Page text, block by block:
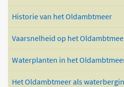
Historie van het Oldambtmeer
Vaarsnelheid op het
Waterplanten in het
Het Oldambtmeer als